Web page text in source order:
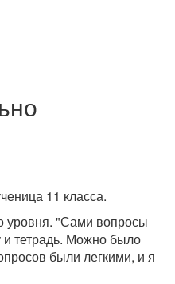
11 класса.
уровня. "Сами вопросы
и тетрадь. Можно было
были легкими, и я